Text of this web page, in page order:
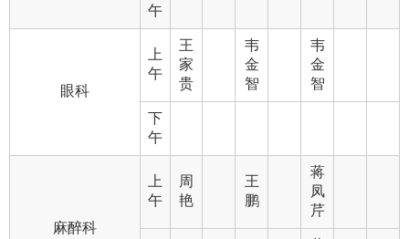
午
眼科
上
午
王
家
贵
韦
金
智
韦
金
智
下
午
麻醉科
上
午
周
艳
王
鹏
蒋
凤
芹